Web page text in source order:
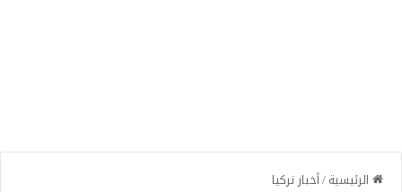
الرئيسية/أخبار تركيا